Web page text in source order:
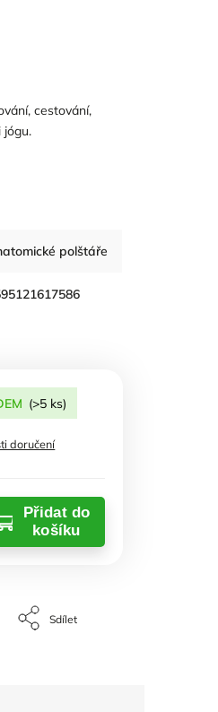
cestování,
jógu.
polštáře
(>5 ks)
doručení
Přidat do
košíku
Sdílet